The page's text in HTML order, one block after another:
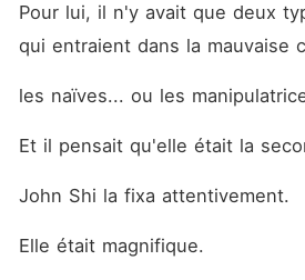
Pour lui, il n'y avait que deux
qui entraient dans la mauvaise
les naïves... ou les
Et il pensait qu'elle était la
John Shi la fixa attentivement.
Elle était magnifique.